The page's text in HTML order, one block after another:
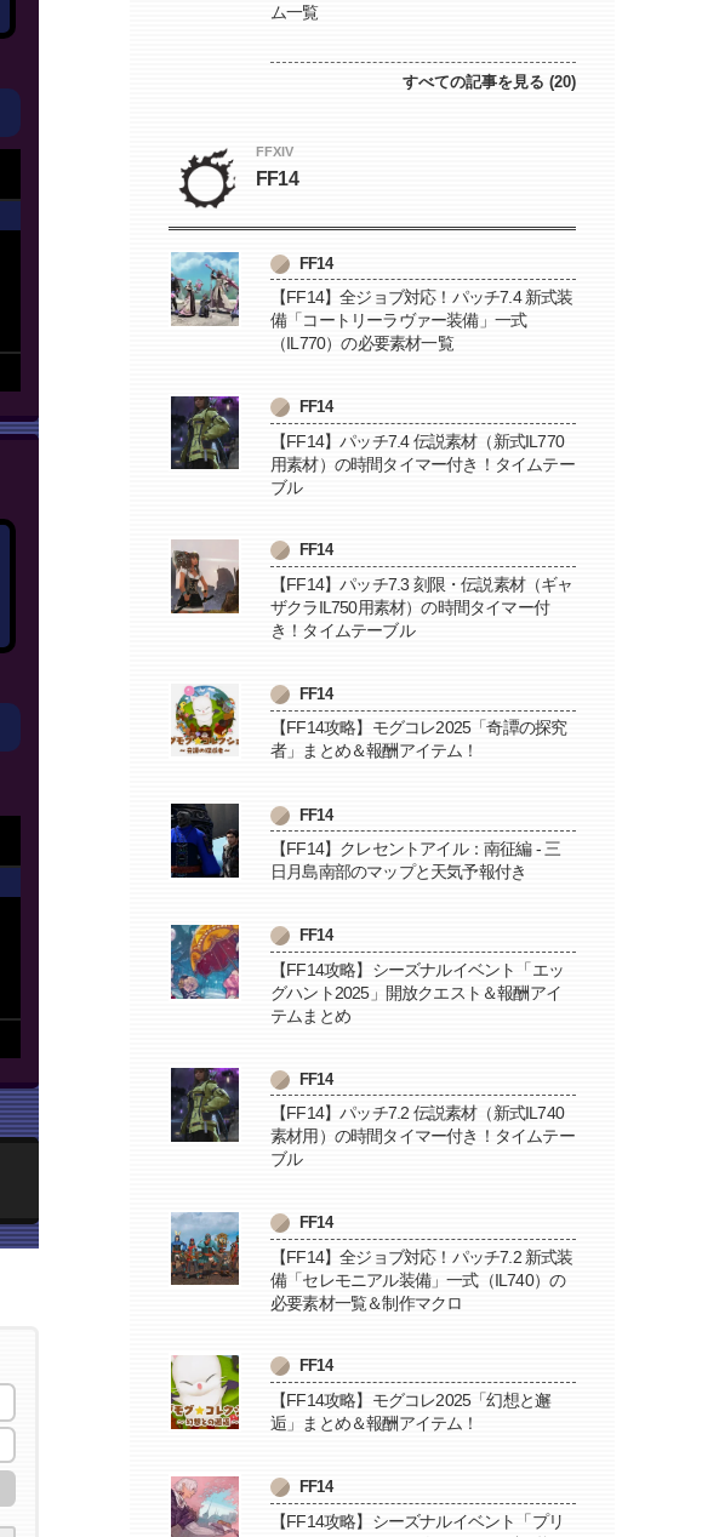
ム一覧
すべての記事を見る (20)
FFXIV
FF14
FF14
【FF14】全ジョブ対応！パッチ7.4 新式装
備「コートリーラヴァー装備」一式
（IL770）の必要素材一覧
FF14
【FF14】パッチ7.4 伝説素材（新式IL770
用素材）の時間タイマー付き！タイムテー
ブル
FF14
【FF14】パッチ7.3 刻限・伝説素材（ギャ
ザクラIL750用素材）の時間タイマー付
き！タイムテーブル
FF14
【FF14攻略】モグコレ2025「奇譚の探究
者」まとめ＆報酬アイテム！
FF14
【FF14】クレセントアイル：南征編 - 三
日月島南部のマップと天気予報付き
FF14
【FF14攻略】シーズナルイベント「エッ
グハント2025」開放クエスト＆報酬アイ
テムまとめ
FF14
【FF14】パッチ7.2 伝説素材（新式IL740
素材用）の時間タイマー付き！タイムテー
ブル
FF14
【FF14】全ジョブ対応！パッチ7.2 新式装
備「セレモニアル装備」一式（IL740）の
必要素材一覧＆制作マクロ
FF14
【FF14攻略】モグコレ2025「幻想と邂
逅」まとめ＆報酬アイテム！
FF14
【FF14攻略】シーズナルイベント「プリ